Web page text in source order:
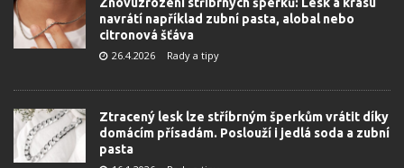
navrátí například zubní pasta, alobal nebo
citronová šťáva
26.4.2026 Rady a tipy
Ztracený lesk lze stříbrným šperkům vrátit díky
domácím přísadám. Poslouží i jedlá soda a zubní
pasta